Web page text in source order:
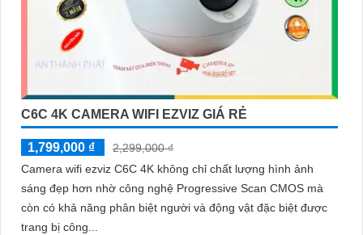
C6C 4K CAMERA WIFI EZVIZ GIÁ RẺ
1,799,000 ₫
2,299,000 ₫
Camera wifi ezviz C6C 4K không chỉ chất lượng hình ảnh
sáng đẹp hơn nhờ công nghệ Progressive Scan CMOS mà
còn có khả năng phân biệt người và động vật đặc biệt được
trang bị công...